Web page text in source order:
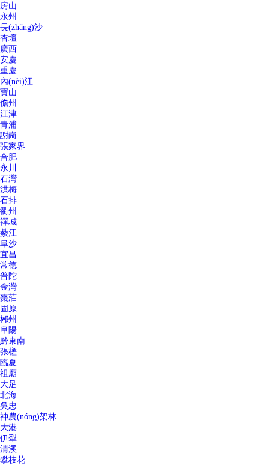
房山
永州
長(zhǎng)沙
杏壇
廣西
安慶
重慶
內(nèi)江
寶山
儋州
江津
青浦
謝崗
張家界
合肥
永川
石灣
洪梅
石排
衢州
禪城
綦江
阜沙
宜昌
常德
普陀
金灣
棗莊
固原
郴州
阜陽
黔東南
張槎
臨夏
祖廟
大足
北海
吳忠
神農(nóng)架林
大港
伊犁
清溪
攀枝花